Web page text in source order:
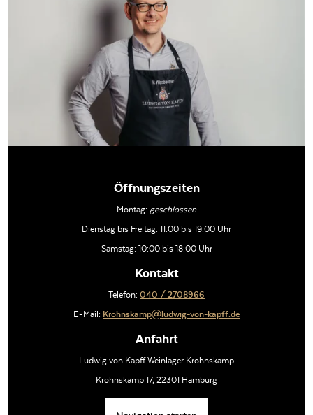
Öffnungszeiten
Montag: geschlossen
Dienstag bis Freitag: 11:00 bis 19:00 Uhr
Samstag: 10:00 bis 18:00 Uhr
Kontakt
Telefon: 040 / 2708966
E-Mail: Krohnskamp@ludwig-von-kapff.de
Anfahrt
Ludwig von Kapff Weinlager Krohnskamp
Krohnskamp 17, 22301 Hamburg